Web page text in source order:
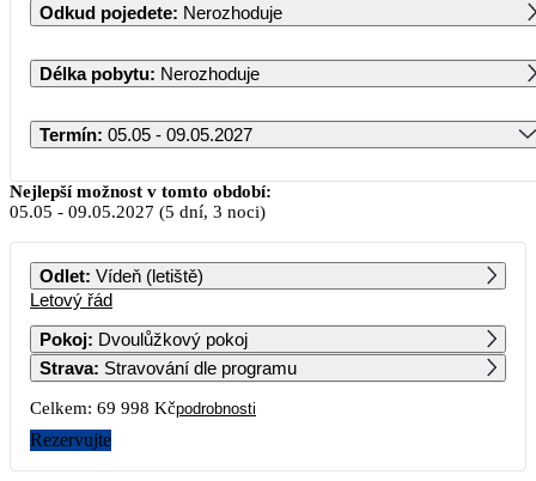
Odkud pojedete: Nerozhoduje
Délka pobytu: Nerozhoduje
Termín: 05.05 - 09.05.2027
Květen 2027
PO ÚT ST ČT PÁ SO NE
3 4 5 6
Nejlepší možnost v tomto období:
05.05 - 09.05.2027 (5 dní, 3 noci)
Odlet: Vídeň (letiště)
Letový řád
Pokoj: Dvoulůžkový pokoj
Strava: Stravování dle programu
Celkem: 69 998 Kčpodrobnosti
Rezervujte